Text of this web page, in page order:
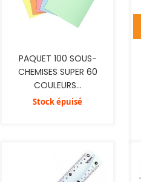
PAQUET 100 SOUS-
CHEMISES SUPER 60
COULEURS...
Stock épuisé